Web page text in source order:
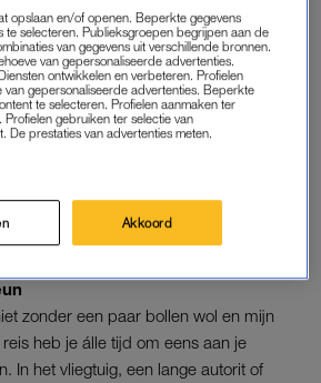
lippen vergeet je vaak in te smeren,
ben je safe.”
Vouwen maar: met deze
inpaktips neem je gewoon je
zonder een paar bollen wol en mijn
heb je álle tijd om eens aan je
In het vliegtuig, een lange autorit of
opslaan en/of openen. Beperkte gegevens
te selecteren. Publieksgroepen begrijpen aan de
van gegevens uit verschillende bronnen.
van gepersonaliseerde advertenties.
ontwikkelen en verbeteren. Profielen
van gepersonaliseerde advertenties. Beperkte
te selecteren. Profielen aanmaken ter
Profielen gebruiken ter selectie van
De prestaties van advertenties meten.
Akkoord